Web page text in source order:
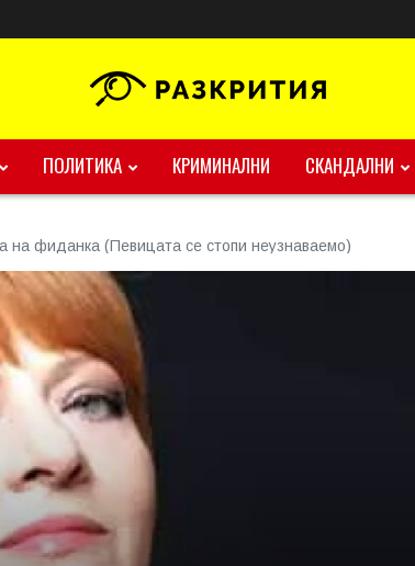
ПОЛИТИКА КРИМИНАЛНИ СКАНДАЛНИ
на фиданка (Певицата се стопи неузнаваемо)